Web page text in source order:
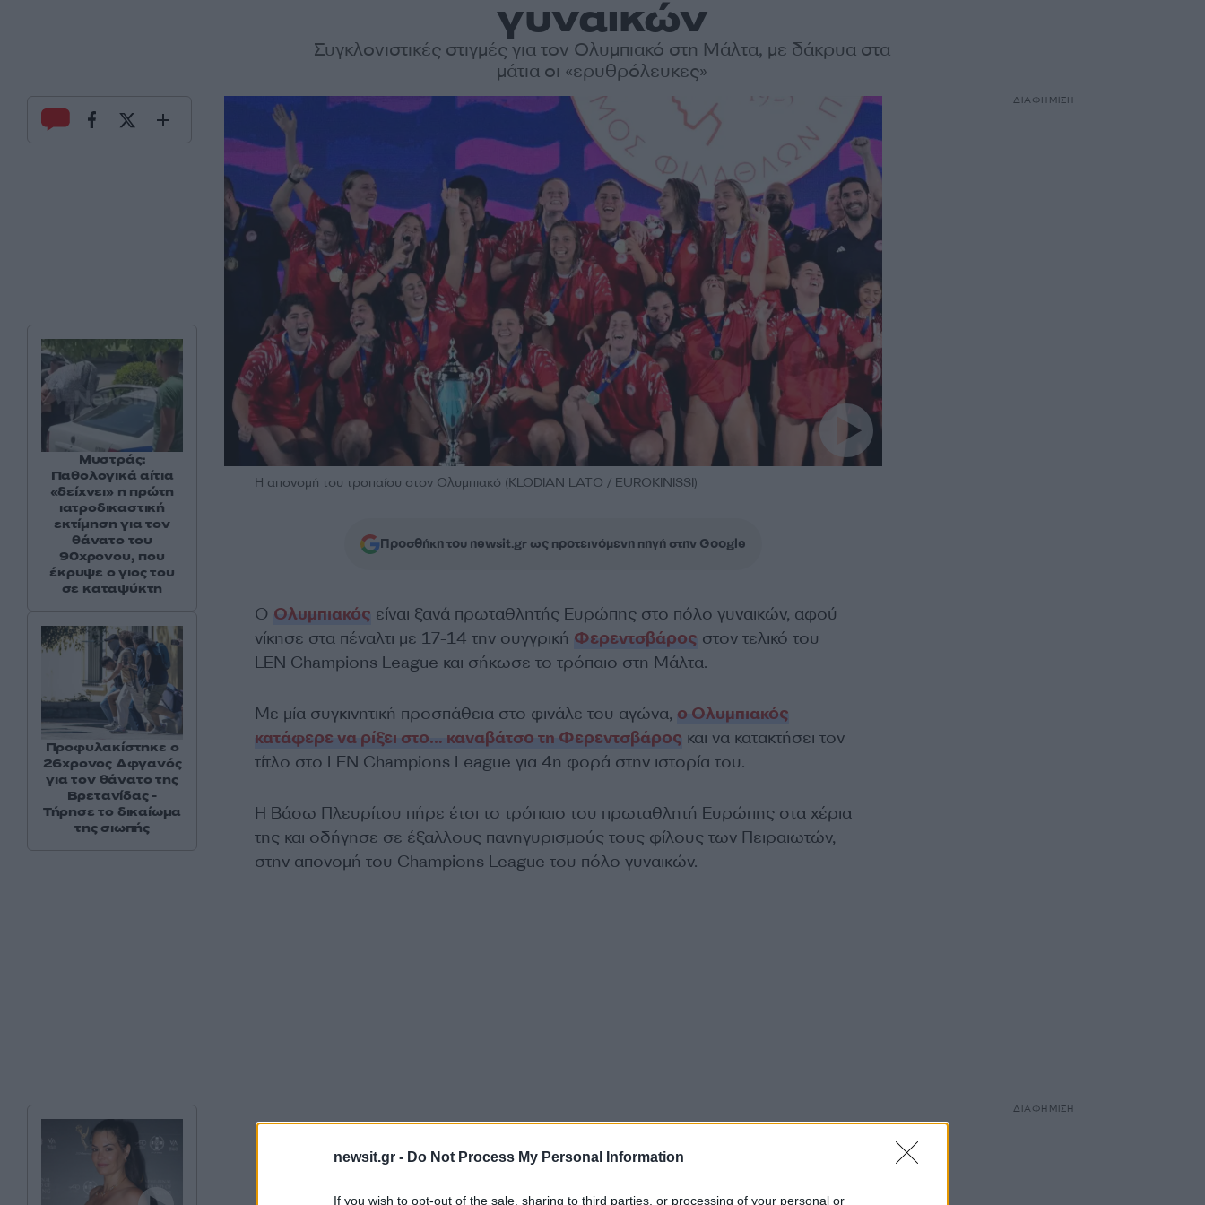
newsit.gr - Do Not Process My Personal Information
If you wish to opt-out of the sale, sharing to third parties, or processing of your personal or
γυναικών
Συγκλονιστικές στιγμές για τον Ολυμπιακό στη Μάλτα, με δάκρυα στα
μάτια οι «ερυθρόλευκες»
Η απονομή του τροπαίου στον Ολυμπιακό (KLODIAN LATO / EUROKINISSI)
Προσθήκη του newsit.gr ως προτεινόμενη πηγή στην Google
Ο Ολυμπιακός είναι ξανά πρωταθλητής Ευρώπης στο πόλο γυναικών, αφού
νίκησε στα πέναλτι με 17-14 την ουγγρική Φερεντσβάρος στον τελικό του
LEN Champions League και σήκωσε το τρόπαιο στη Μάλτα.
Με μία συγκινητική προσπάθεια στο φινάλε του αγώνα, ο Ολυμπιακός
κατάφερε να ρίξει στο… καναβάτσο τη Φερεντσβάρος και να κατακτήσει τον
τίτλο στο LEN Champions League για 4η φορά στην ιστορία του.
Η Βάσω Πλευρίτου πήρε έτσι το τρόπαιο του πρωταθλητή Ευρώπης στα χέρια
της και οδήγησε σε έξαλλους πανηγυρισμούς τους φίλους των Πειραιωτών,
στην απονομή του Champions League του πόλο γυναικών.
Μυστράς:
Παθολογικά αίτια
«δείχνει» η πρώτη
ιατροδικαστική
εκτίμηση για τον
θάνατο του
90χρονου, που
έκρυψε ο γιος του
σε καταψύκτη
Προφυλακίστηκε ο
26χρονος Αφγανός
για τον θάνατο της
Βρετανίδας -
Τήρησε το δικαίωμα
της σιωπής
ΔΙΑΦΗΜΙΣΗ
ΔΙΑΦΗΜΙΣΗ